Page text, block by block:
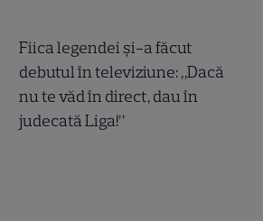
Fiica legendei și-a făcut
debutul în televiziune: „Dacă
nu te văd în direct, dau în
judecată Liga!”